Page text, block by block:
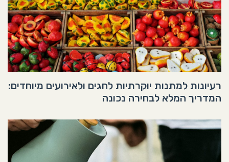
רעיונות למתנות יוקרתיות לחגים ולאירועים מיוחדים:
המדריך המלא לבחירה נכונה